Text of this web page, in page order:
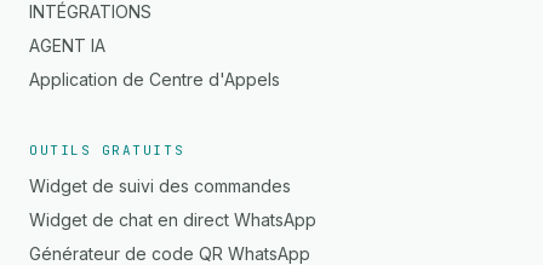
INTÉGRATIONS
AGENT IA
Application de Centre d'Appels
OUTILS GRATUITS
Widget de suivi des commandes
Widget de chat en direct WhatsApp
Générateur de code QR WhatsApp